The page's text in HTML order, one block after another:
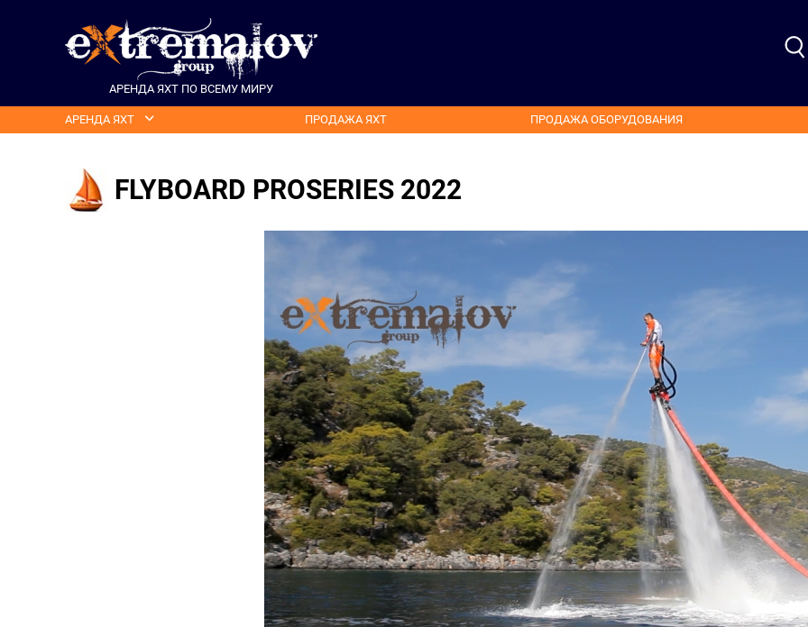
АРЕНДА ЯХТ ПО ВСЕМУ МИРУ
АРЕНДА ЯХТ ПРОДАЖА ЯХТ ПРОДАЖА ОБОРУДОВАНИЯ
FLYBOARD PROSERIES 2022